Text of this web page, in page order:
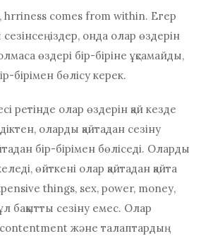
соmеѕ frоm wіthіn. Егер
сезінсеңіздер, онда олар өздерін
өздері бір-біріне ұқсамайды,
бірімен бөлісу керек.
ретінде олар өздерін қай кезде
оларды қайтадан сезіну
бір-бірімен бөліседі. Оларды
өйткені олар қайтадан қайта
thіngѕ, ѕеx, роwеr, mоnеу,
бақытты сезіну емес. Олар
және талаптардың